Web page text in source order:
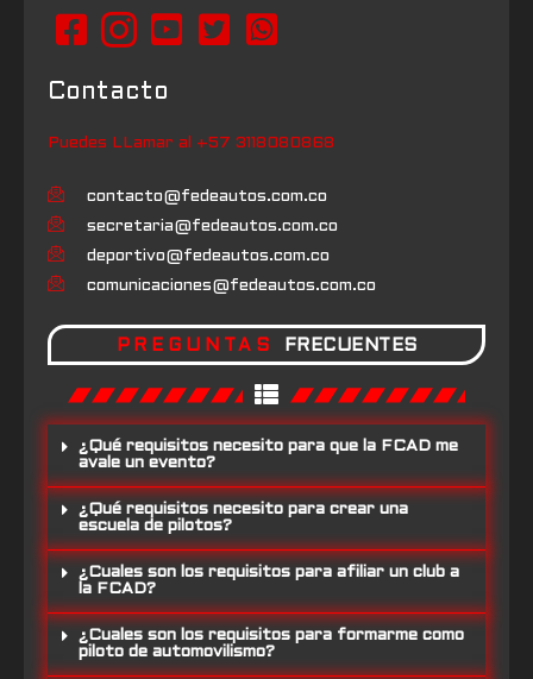
Contacto
Puedes LLamar al +57 3118080868
contacto@fedeautos.com.co
secretaria@fedeautos.com.co
deportivo@fedeautos.com.co
comunicaciones@fedeautos.com.co
PREGUNTAS FRECUENTES
¿Qué requisitos necesito para que la FCAD me
avale un evento?
¿Qué requisitos necesito para crear una
escuela de pilotos?
¿Cuales son los requisitos para afiliar un club a
la FCAD?
¿Cuales son los requisitos para formarme como
piloto de automovilismo?